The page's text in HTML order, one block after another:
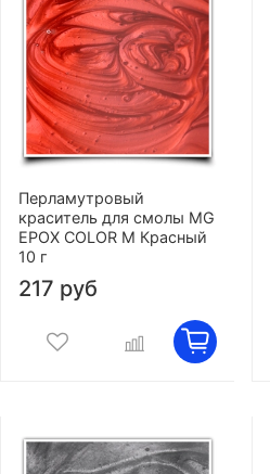
Перламутровый
краситель для смолы MG
EPOX COLOR M Красный
10 г
217 руб